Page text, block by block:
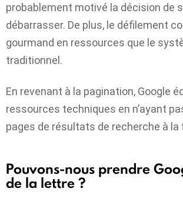
probablement motivé la décision de
débarrasser. De plus, le défilement
gourmand en ressources que le
traditionnel.
En revenant à la pagination, Google
ressources techniques en n’ayant
pages de résultats de recherche à la
Pouvons-nous prendre
de la lettre ?